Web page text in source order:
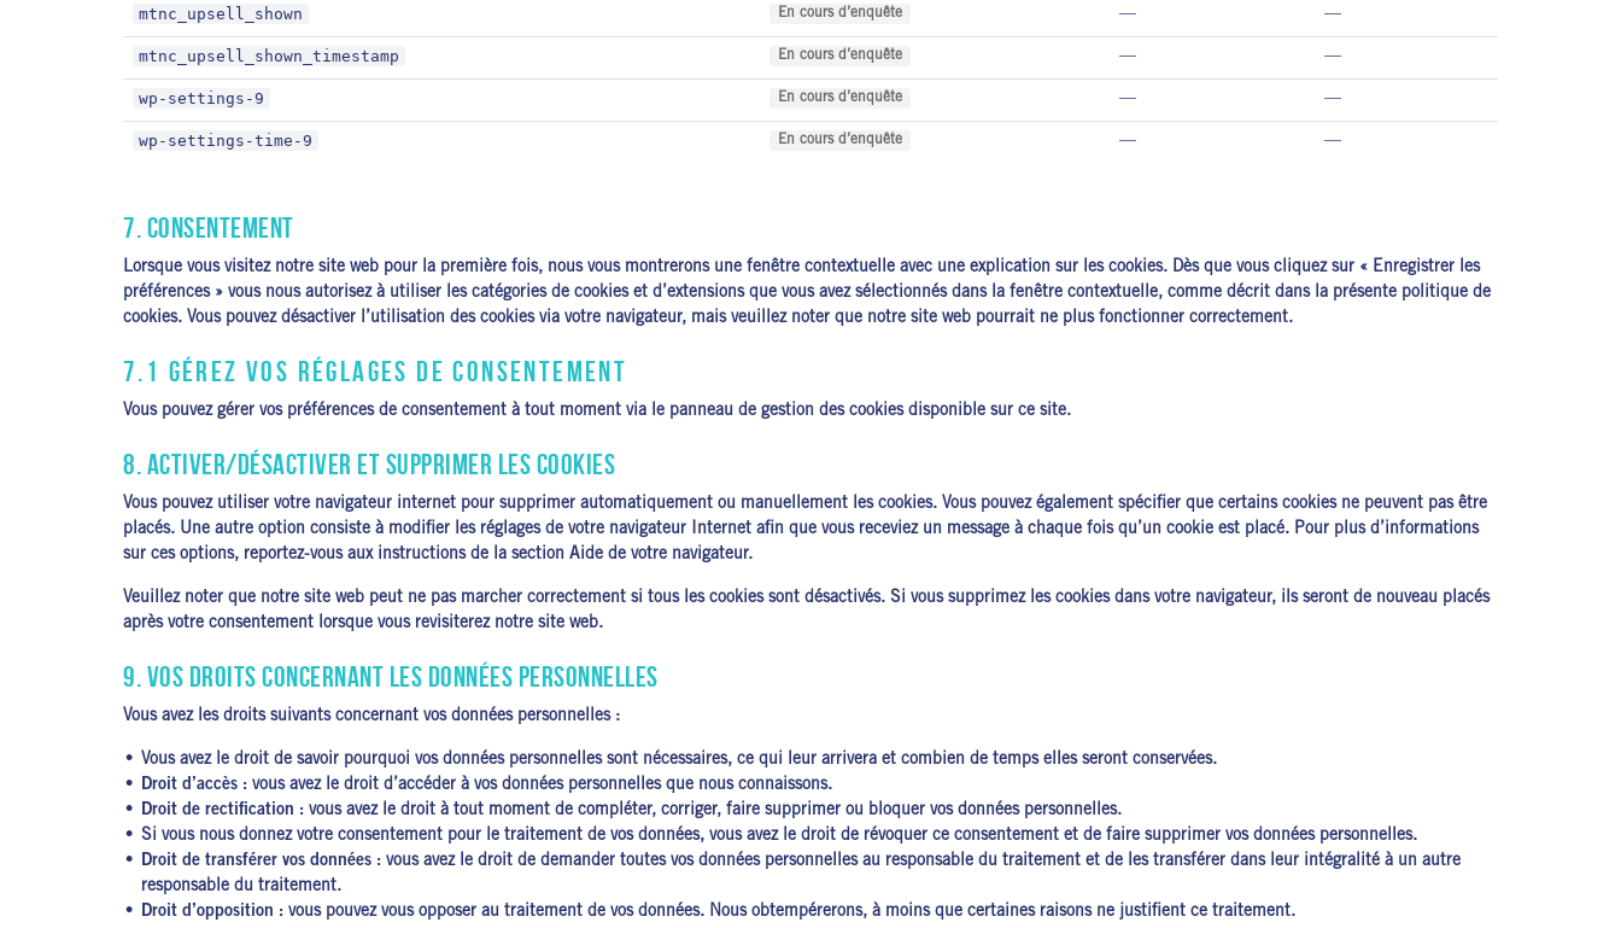
mtnc_upsell_shown En cours d’enquête — —
mtnc_upsell_shown_timestamp En cours d’enquête — —
wp-settings-9 En cours d’enquête — —
wp-settings-time-9 En cours d’enquête — —
7. CONSENTEMENT
Lorsque vous visitez notre site web pour la première fois, nous vous montrerons une fenêtre contextuelle avec une explication sur les cookies. Dès que vous cliquez sur « Enregistrer les
préférences » vous nous autorisez à utiliser les catégories de cookies et d’extensions que vous avez sélectionnés dans la fenêtre contextuelle, comme décrit dans la présente politique de
cookies. Vous pouvez désactiver l’utilisation des cookies via votre navigateur, mais veuillez noter que notre site web pourrait ne plus fonctionner correctement.
7.1 GÉREZ VOS RÉGLAGES DE CONSENTEMENT
Vous pouvez gérer vos préférences de consentement à tout moment via le panneau de gestion des cookies disponible sur ce site.
8. ACTIVER/DÉSACTIVER ET SUPPRIMER LES COOKIES
Vous pouvez utiliser votre navigateur internet pour supprimer automatiquement ou manuellement les cookies. Vous pouvez également spécifier que certains cookies ne peuvent pas être
placés. Une autre option consiste à modifier les réglages de votre navigateur Internet afin que vous receviez un message à chaque fois qu’un cookie est placé. Pour plus d’informations
sur ces options, reportez-vous aux instructions de la section Aide de votre navigateur.
Veuillez noter que notre site web peut ne pas marcher correctement si tous les cookies sont désactivés. Si vous supprimez les cookies dans votre navigateur, ils seront de nouveau placés
après votre consentement lorsque vous revisiterez notre site web.
9. VOS DROITS CONCERNANT LES DONNÉES PERSONNELLES
Vous avez les droits suivants concernant vos données personnelles :
Vous avez le droit de savoir pourquoi vos données personnelles sont nécessaires, ce qui leur arrivera et combien de temps elles seront conservées.
Droit d’accès : vous avez le droit d’accéder à vos données personnelles que nous connaissons.
Droit de rectification : vous avez le droit à tout moment de compléter, corriger, faire supprimer ou bloquer vos données personnelles.
Si vous nous donnez votre consentement pour le traitement de vos données, vous avez le droit de révoquer ce consentement et de faire supprimer vos données personnelles.
Droit de transférer vos données : vous avez le droit de demander toutes vos données personnelles au responsable du traitement et de les transférer dans leur intégralité à un autre
responsable du traitement.
Droit d’opposition : vous pouvez vous opposer au traitement de vos données. Nous obtempérerons, à moins que certaines raisons ne justifient ce traitement.